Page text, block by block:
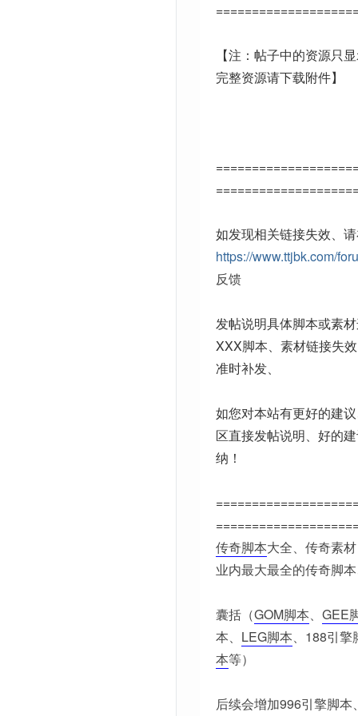
【注：帖子中的资源只
完整资源请下载附件】
如发现相关链接失效、
https://www.ttjbk.com/
反馈
发帖说明具体脚本或素
XXX脚本、素材链接失
准时补发、
如您对本站有更好的建
区直接发帖说明、好的
纳！
传奇脚本大全、传奇素
业内最大最全的传奇脚
囊括（GOM脚本、 GEE
本、 LEG脚本、188引擎
本等）
后续会增加996引擎脚本